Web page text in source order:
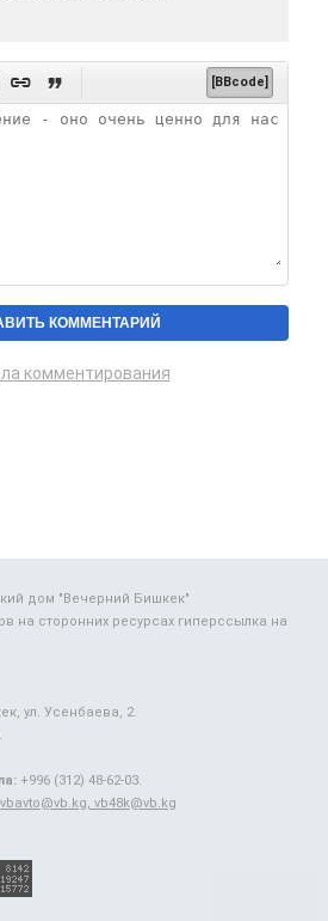
  [BBcode]
комментирования
дом "Вечерний Бишкек"
на сторонних ресурсах гиперссылка на
ул. Усенбаева, 2.
+996 (312) 48-62-03.
vbavto@vb.kg, vb48k@vb.kg